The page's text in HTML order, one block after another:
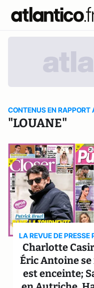
CONTENUS EN RAPPORT
"LOUANE"
LA REVUE DE PRESSE
Charlotte
Éric Antoine
est enceinte;